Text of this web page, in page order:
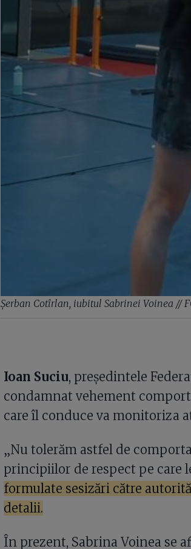
Șerban Cotîrlan, iubitul Sabrinei Voinea //
Ioan Suciu, președintele
condamnat vehement
care îl conduce va monitoriza
„Nu tolerăm astfel de
principiilor de respect pe care
formulate sesizări către
detalii.
În prezent, Sabrina Voinea se